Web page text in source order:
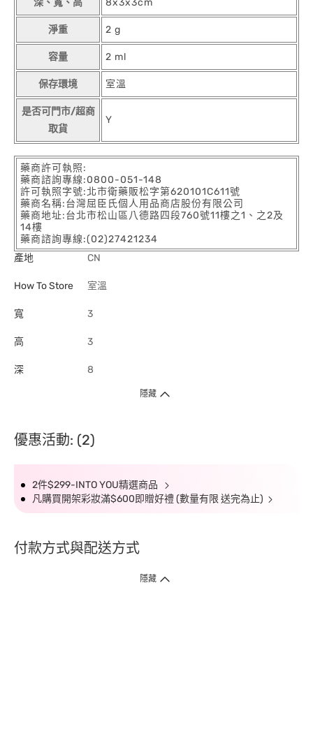
深、寬、高 8x3x3cm
淨重 2 g
容量 2 ml
保存環境 室溫
是否可門市/超商
取貨
Y
藥商許可執照:
藥商諮詢專線:0800-051-148
許可執照字號:北市衛藥販松字第620101C611號
藥商名稱:台灣屈臣氏個人用品商店股份有限公司
藥商地址:台北市松山區八德路四段760號11樓之1、之2及
14樓
藥商諮詢專線:(02)27421234
產地
CN
How To Store 室溫
寬 3
高 3
深 8
隱藏
優惠活動: (2)
2件$299-INTO YOU精選商品
凡購買開架彩妝滿$600即贈好禮 (數量有限 送完為止)
付款方式與配送方式
隱藏